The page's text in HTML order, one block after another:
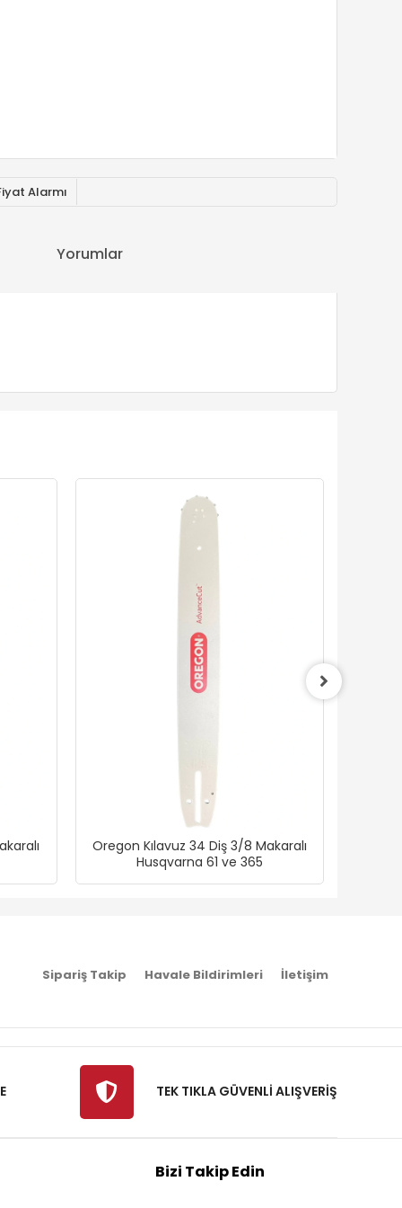
Alarmı
Yorumlar
Oregon Kılavuz 34 Diş 3/8 Makaralı
Husqvarna 61 ve 365
Sipariş Takip Havale Bildirimleri İletişim
TEK TIKLA GÜVENLİ ALIŞVERİŞ
Bizi Takip Edin